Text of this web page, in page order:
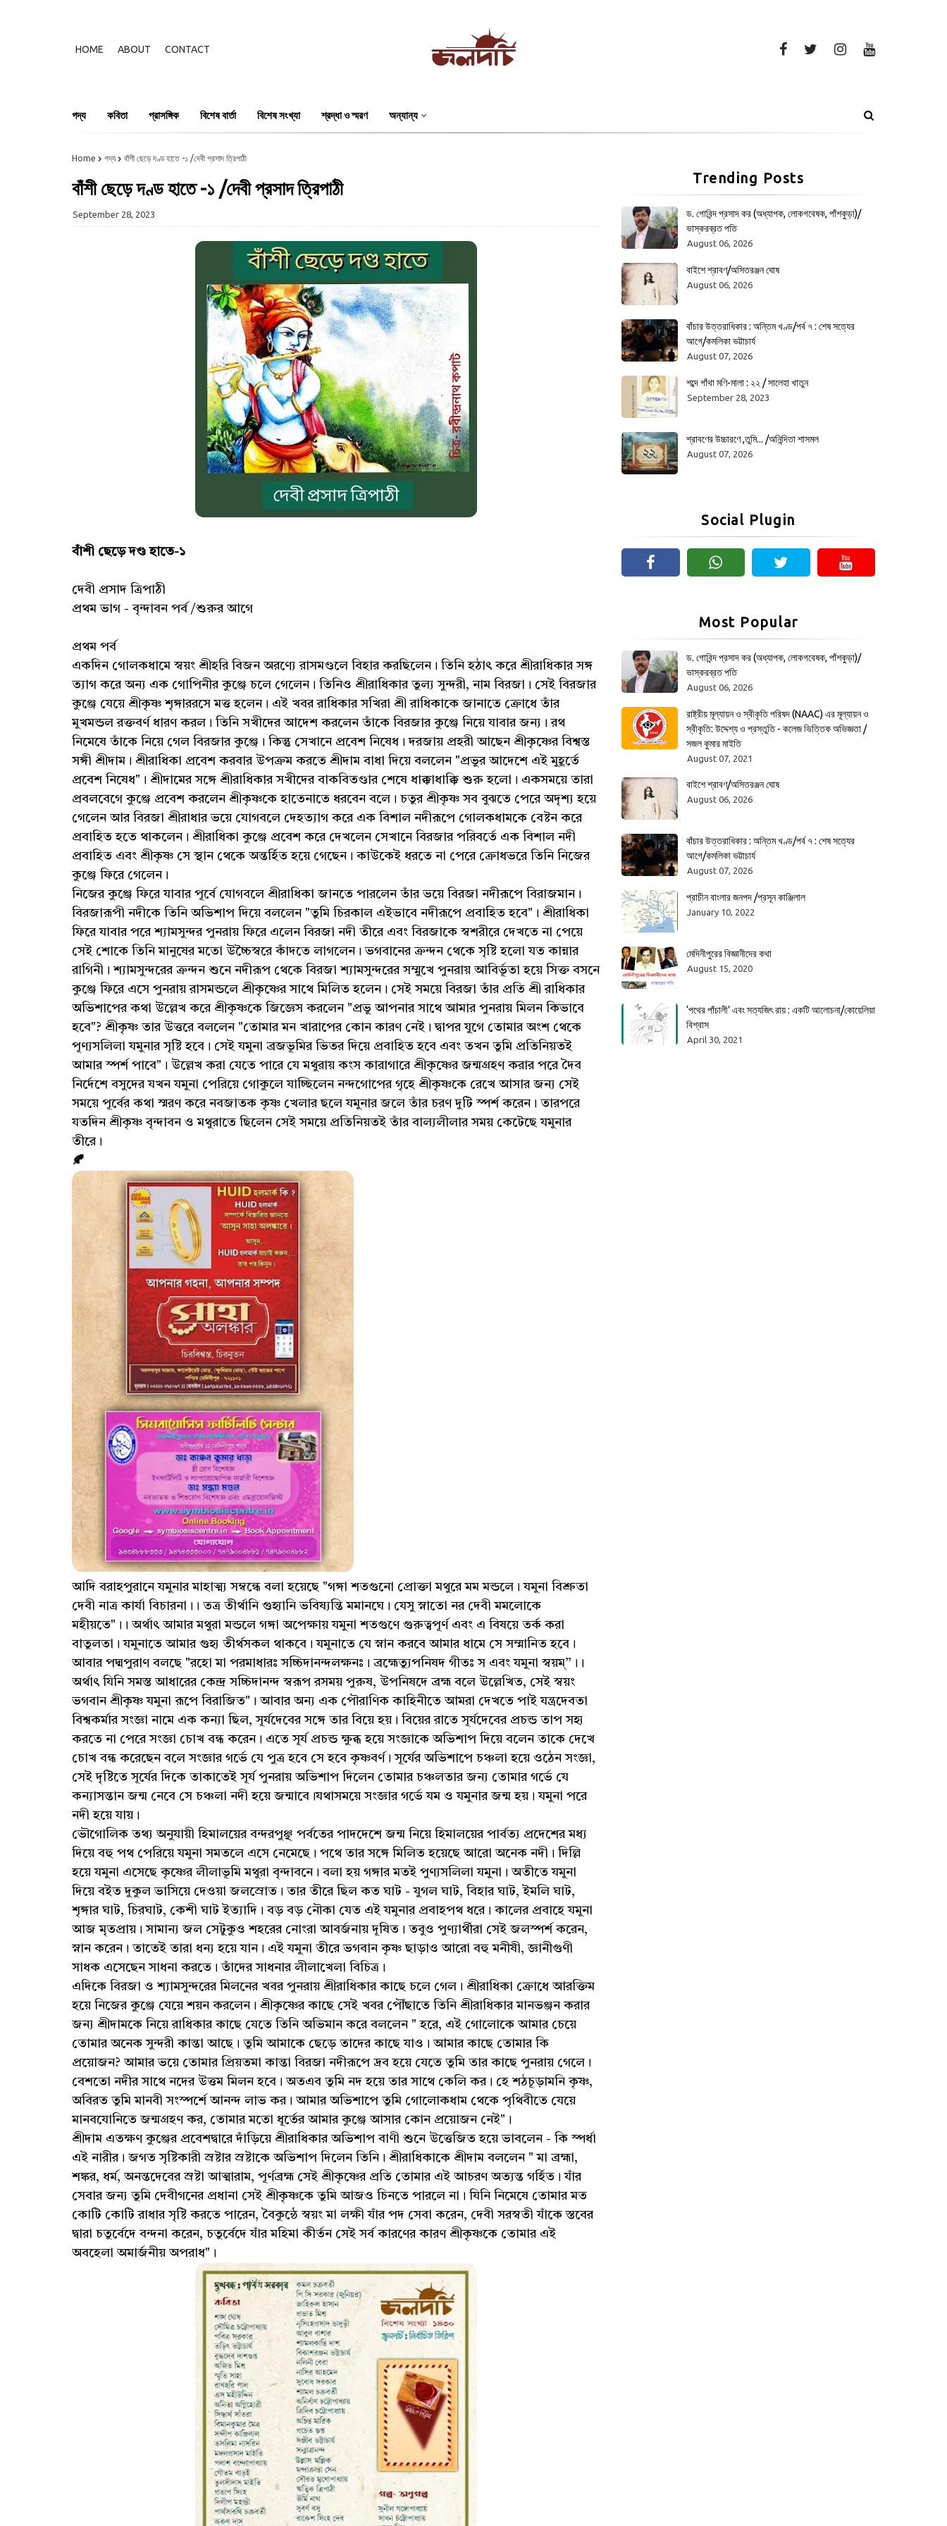
HOME ABOUT CONTACT
গদ্য কবিতা প্রাসঙ্গিক বিশেষ বার্তা বিশেষ সংখ্যা শ্রদ্ধা ও স্মরণ অন্যান্য
Home গদ্য বাঁশী ছেড়ে দণ্ড হাতে -১ /দেবী প্রসাদ ত্রিপাঠী
বাঁশী ছেড়ে দণ্ড হাতে -১ /দেবী প্রসাদ ত্রিপাঠী
September 28, 2023
বাঁশী ছেড়ে দণ্ড হাতে-১
দেবী প্রসাদ ত্রিপাঠী
প্রথম ভাগ - বৃন্দাবন পর্ব /শুরুর আগে
প্রথম পর্ব
একদিন গোলকধামে স্বয়ং শ্রীহরি বিজন অরণ্যে রাসমণ্ডলে বিহার করছিলেন। তিনি হঠাৎ করে শ্রীরাধিকার সঙ্গ
ত্যাগ করে অন্য এক গোপিনীর কুঞ্জে চলে গেলেন। তিনিও শ্রীরাধিকার তুল্য সুন্দরী, নাম বিরজা। সেই বিরজার
কুঞ্জে যেয়ে শ্রীকৃষ্ণ শৃঙ্গাররসে মত্ত হলেন। এই খবর রাধিকার সখিরা শ্রী রাধিকাকে জানাতে ক্রোধে তাঁর
মুখমন্ডল রক্তবর্ণ ধারণ করল। তিনি সখীদের আদেশ করলেন তাঁকে বিরজার কুঞ্জে নিয়ে যাবার জন্য। রথ
নিমেষে তাঁকে নিয়ে গেল বিরজার কুঞ্জে। কিন্তু সেখানে প্রবেশ নিষেধ। দরজায় প্রহরী আছেন শ্রীকৃষ্ণের বিশ্বস্ত
সঙ্গী শ্রীদাম। শ্রীরাধিকা প্রবেশ করবার উপক্রম করতে শ্রীদাম বাধা দিয়ে বললেন "প্রভুর আদেশে এই মুহূর্তে
প্রবেশ নিষেধ"। শ্রীদামের সঙ্গে শ্রীরাধিকার সখীদের বাকবিতণ্ডার শেষে ধাক্কাধাক্কি শুরু হলো। একসময়ে তারা
প্রবলবেগে কুঞ্জে প্রবেশ করলেন শ্রীকৃষ্ণকে হাতেনাতে ধরবেন বলে। চতুর শ্রীকৃষ্ণ সব বুঝতে পেরে অদৃশ্য হয়ে
গেলেন আর বিরজা শ্রীরাধার ভয়ে যোগবলে দেহত্যাগ করে এক বিশাল নদীরূপে গোলকধামকে বেষ্টন করে
প্রবাহিত হতে থাকলেন। শ্রীরাধিকা কুঞ্জে প্রবেশ করে দেখলেন সেখানে বিরজার পরিবর্তে এক বিশাল নদী
প্রবাহিত এবং শ্রীকৃষ্ণ সে স্থান থেকে অন্তর্হিত হয়ে গেছেন। কাউকেই ধরতে না পেরে ক্রোধভরে তিনি নিজের
কুঞ্জে ফিরে গেলেন।
নিজের কুঞ্জে ফিরে যাবার পূর্বে যোগবলে শ্রীরাধিকা জানতে পারলেন তাঁর ভয়ে বিরজা নদীরূপে বিরাজমান।
বিরজারূপী নদীকে তিনি অভিশাপ দিয়ে বললেন "তুমি চিরকাল এইভাবে নদীরূপে প্রবাহিত হবে"। শ্রীরাধিকা
ফিরে যাবার পরে শ্যামসুন্দর পুনরায় ফিরে এলেন বিরজা নদী তীরে এবং বিরজাকে স্বশরীরে দেখতে না পেয়ে
সেই শোকে তিনি মানুষের মতো উচ্চৈস্বরে কাঁদতে লাগলেন। ভগবানের ক্রন্দন থেকে সৃষ্টি হলো যত কান্নার
রাগিনী। শ্যামসুন্দরের ক্রন্দন শুনে নদীরূপ থেকে বিরজা শ্যামসুন্দরের সম্মুখে পুনরায় আবির্ভূতা হয়ে সিক্ত বসনে
কুঞ্জে ফিরে এসে পুনরায় রাসমন্ডলে শ্রীকৃষ্ণের সাথে মিলিত হলেন। সেই সময়ে বিরজা তাঁর প্রতি শ্রী রাধিকার
অভিশাপের কথা উল্লেখ করে শ্রীকৃষ্ণকে জিজ্ঞেস করলেন "প্রভু আপনার সাথে আমার পুনরায় মিলন কিভাবে
হবে"? শ্রীকৃষ্ণ তার উত্তরে বললেন "তোমার মন খারাপের কোন কারণ নেই। দ্বাপর যুগে তোমার অংশ থেকে
পূণ্যসলিলা যমুনার সৃষ্টি হবে। সেই যমুনা ব্রজভূমির ভিতর দিয়ে প্রবাহিত হবে এবং তখন তুমি প্রতিনিয়তই
আমার স্পর্শ পাবে"। উল্লেখ করা যেতে পারে যে মথুরায় কংস কারাগারে শ্রীকৃষ্ণের জন্মগ্রহণ করার পরে দৈব
নির্দেশে বসুদের যখন যমুনা পেরিয়ে গোকুলে যাচ্ছিলেন নন্দগোপের গৃহে শ্রীকৃষ্ণকে রেখে আসার জন্য সেই
সময়ে পূর্বের কথা স্মরণ করে নবজাতক কৃষ্ণ খেলার ছলে যমুনার জলে তাঁর চরণ দুটি স্পর্শ করেন। তারপরে
যতদিন শ্রীকৃষ্ণ বৃন্দাবন ও মথুরাতে ছিলেন সেই সময়ে প্রতিনিয়তই তাঁর বাল্যলীলার সময় কেটেছে যমুনার
তীরে।
🍂
আদি বরাহপুরানে যমুনার মাহাত্ম্য সম্বন্ধে বলা হয়েছে "গঙ্গা শতগুনো প্রোক্তা মথুরে মম মন্ডলে। যমুনা বিশ্রুতা
দেবী নাত্র কার্যা বিচারনা।। তত্র তীর্থানি গুহ্যানি ভবিষ্যন্তি মমানঘে। যেসু স্নাতো নর দেবী মমলোকে
মহীয়তে"।। অর্থাৎ আমার মথুরা মন্ডলে গঙ্গা অপেক্ষায় যমুনা শতগুণে গুরুত্বপূর্ণ এবং এ বিষয়ে তর্ক করা
বাতুলতা। যমুনাতে আমার গুহ্য তীর্থসকল থাকবে। যমুনাতে যে স্নান করবে আমার ধামে সে সম্মানিত হবে।
আবার পদ্মপুরাণ বলছে "রহো মা পরমাধারঃ সচ্চিদানন্দলক্ষনঃ। ব্রহ্মেত্যুপনিষদ গীতঃ স এবং যমুনা স্বয়ম্”।।
অর্থাৎ যিনি সমস্ত আধারের কেন্দ্র সচ্চিদানন্দ স্বরূপ রসময় পুরুষ, উপনিষদে ব্রহ্ম বলে উল্লেখিত, সেই স্বয়ং
ভগবান শ্রীকৃষ্ণ যমুনা রূপে বিরাজিত"। আবার অন্য এক পৌরাণিক কাহিনীতে আমরা দেখতে পাই যন্ত্রদেবতা
বিশ্বকর্মার সংজ্ঞা নামে এক কন্যা ছিল, সূর্যদেবের সঙ্গে তার বিয়ে হয়। বিয়ের রাতে সূর্যদেবের প্রচন্ড তাপ সহ্য
করতে না পেরে সংজ্ঞা চোখ বন্ধ করেন। এতে সূর্য প্রচন্ড ক্ষুব্ধ হয়ে সংজ্ঞাকে অভিশাপ দিয়ে বলেন তাকে দেখে
চোখ বন্ধ করেছেন বলে সংজ্ঞার গর্ভে যে পুত্র হবে সে হবে কৃষ্ণবর্ণ। সূর্যের অভিশাপে চঞ্চলা হয়ে ওঠেন সংজ্ঞা,
সেই দৃষ্টিতে সূর্যের দিকে তাকাতেই সূর্য পুনরায় অভিশাপ দিলেন তোমার চঞ্চলতার জন্য তোমার গর্ভে যে
কন্যাসন্তান জন্ম নেবে সে চঞ্চলা নদী হয়ে জন্মাবে।যথাসময়ে সংজ্ঞার গর্ভে যম ও যমুনার জন্ম হয়। যমুনা পরে
নদী হয়ে যায়।
ভৌগোলিক তথ্য অনুযায়ী হিমালয়ের বন্দরপুঞ্ছ পর্বতের পাদদেশে জন্ম নিয়ে হিমালয়ের পার্বত্য প্রদেশের মধ্য
দিয়ে বহু পথ পেরিয়ে যমুনা সমতলে এসে নেমেছে। পথে তার সঙ্গে মিলিত হয়েছে আরো অনেক নদী। দিল্লি
হয়ে যমুনা এসেছে কৃষ্ণের লীলাভূমি মথুরা বৃন্দাবনে। বলা হয় গঙ্গার মতই পুণ্যসলিলা যমুনা। অতীতে যমুনা
দিয়ে বইত দুকুল ভাসিয়ে দেওয়া জলস্রোত। তার তীরে ছিল কত ঘাট - যুগল ঘাট, বিহার ঘাট, ইমলি ঘাট,
শৃঙ্গার ঘাট, চিরঘাট, কেশী ঘাট ইত্যাদি। বড় বড় নৌকা যেত এই যমুনার প্রবাহপথ ধরে। কালের প্রবাহে যমুনা
আজ মৃতপ্রায়। সামান্য জল সেটুকুও শহরের নোংরা আবর্জনায় দূষিত। তবুও পুণ্যার্থীরা সেই জলস্পর্শ করেন,
স্নান করেন। তাতেই তারা ধন্য হয়ে যান। এই যমুনা তীরে ভগবান কৃষ্ণ ছাড়াও আরো বহু মনীষী, জ্ঞানীগুণী
সাধক এসেছেন সাধনা করতে। তাঁদের সাধনার লীলাখেলা বিচিত্র।
এদিকে বিরজা ও শ্যামসুন্দরের মিলনের খবর পুনরায় শ্রীরাধিকার কাছে চলে গেল। শ্রীরাধিকা ক্রোধে আরক্তিম
হয়ে নিজের কুঞ্জে যেয়ে শয়ন করলেন। শ্রীকৃষ্ণের কাছে সেই খবর পৌঁছাতে তিনি শ্রীরাধিকার মানভঞ্জন করার
জন্য শ্রীদামকে নিয়ে রাধিকার কাছে যেতে তিনি অভিমান করে বললেন " হরে, এই গোলোকে আমার চেয়ে
তোমার অনেক সুন্দরী কান্তা আছে। তুমি আমাকে ছেড়ে তাদের কাছে যাও। আমার কাছে তোমার কি
প্রয়োজন? আমার ভয়ে তোমার প্রিয়তমা কান্তা বিরজা নদীরূপে দ্রব হয়ে যেতে তুমি তার কাছে পুনরায় গেলে।
বেশতো নদীর সাথে নদের উত্তম মিলন হবে। অতএব তুমি নদ হয়ে তার সাথে কেলি কর। হে শঠচূড়ামনি কৃষ্ণ,
অবিরত তুমি মানবী সংস্পর্শে আনন্দ লাভ কর। আমার অভিশাপে তুমি গোলোকধাম থেকে পৃথিবীতে যেয়ে
মানবযোনিতে জন্মগ্রহণ কর, তোমার মতো ধূর্তের আমার কুঞ্জে আসার কোন প্রয়োজন নেই"।
শ্রীদাম এতক্ষণ কুঞ্জের প্রবেশদ্বারে দাঁড়িয়ে শ্রীরাধিকার অভিশাপ বাণী শুনে উত্তেজিত হয়ে ভাবলেন - কি স্পর্ধা
এই নারীর। জগত সৃষ্টিকারী স্রষ্টার স্রষ্টাকে অভিশাপ দিলেন তিনি। শ্রীরাধিকাকে শ্রীদাম বললেন " মা ব্রহ্মা,
শঙ্কর, ধর্ম, অনন্তদেবের স্রষ্টা আত্মারাম, পূর্ণব্রহ্ম সেই শ্রীকৃষ্ণের প্রতি তোমার এই আচরণ অত্যন্ত গর্হিত। যাঁর
সেবার জন্য তুমি দেবীগনের প্রধানা সেই শ্রীকৃষ্ণকে তুমি আজও চিনতে পারলে না। যিনি নিমেষে তোমার মত
কোটি কোটি রাধার সৃষ্টি করতে পারেন, বৈকুন্ঠে স্বয়ং মা লক্ষী যাঁর পদ সেবা করেন, দেবী সরস্বতী যাঁকে স্তবের
দ্বারা চতুর্বেদে বন্দনা করেন, চতুর্বেদে যাঁর মহিমা কীর্তন সেই সর্ব কারণের কারণ শ্রীকৃষ্ণকে তোমার এই
অবহেলা অমার্জনীয় অপরাধ"।
Trending Posts
ড. গোবিন্দ প্রসাদ কর (অধ্যাপক, লোকগবেষক, পাঁশকুড়া)/
ভাস্করব্রত পতি
August 06, 2026
বাইশে শ্রাবণ/অসিতরঞ্জন ঘোষ
August 06, 2026
বাঁচার উত্তরাধিকার : অন্তিম খণ্ড/পর্ব ৭ : শেষ সত্যের
আগে/কমলিকা ভট্টাচার্য
August 07, 2026
শব্দে গাঁথা মণি-মালা : ২২ / সালেহা খাতুন
September 28, 2023
শ্রাবণের উচ্চারণে ,তুমি... /অনিন্দিতা শাসমল
August 07, 2026
Social Plugin
Most Popular
ড. গোবিন্দ প্রসাদ কর (অধ্যাপক, লোকগবেষক, পাঁশকুড়া)/
ভাস্করব্রত পতি
August 06, 2026
রাষ্ট্রীয় মূল্যায়ন ও স্বীকৃতি পরিষদ (NAAC) এর মূল্যায়ন ও
স্বীকৃতি: উদ্দেশ্য ও প্রস্তুতি - কলেজ ভিত্তিক অভিজ্ঞতা /
সজল কুমার মাইতি
August 07, 2021
বাইশে শ্রাবণ/অসিতরঞ্জন ঘোষ
August 06, 2026
বাঁচার উত্তরাধিকার : অন্তিম খণ্ড/পর্ব ৭ : শেষ সত্যের
আগে/কমলিকা ভট্টাচার্য
August 07, 2026
প্রাচীন বাংলার জনপদ /প্রসূন কাঞ্জিলাল
January 10, 2022
মেদিনীপুরের বিজ্ঞানীদের কথা
August 15, 2020
‘পথের পাঁচালী’ এবং সত্যজিৎ রায় : একটি আলোচনা/কোয়েলিয়া
বিশ্বাস
April 30, 2021